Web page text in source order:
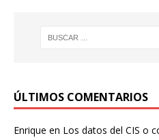
ÚLTIMOS COMENTARIOS
Enrique en Los datos del CIS o